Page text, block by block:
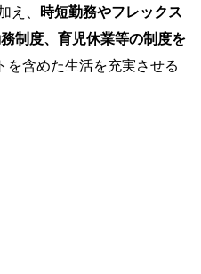
え、
時短勤務やフレックス
制度、育児休業等の制度を
を含めた生活を充実させる